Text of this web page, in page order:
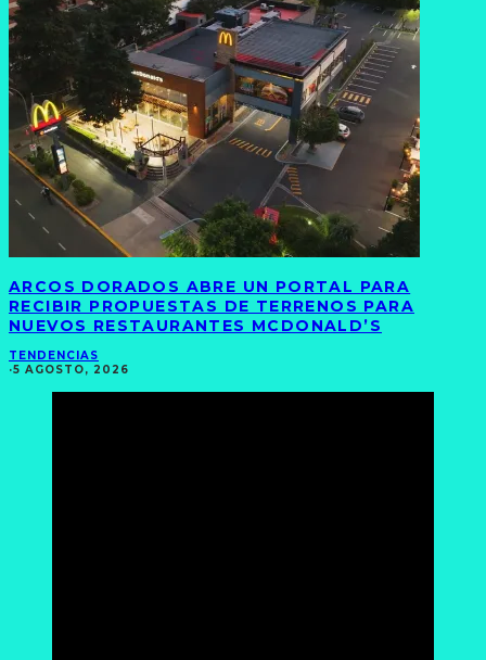
ARCOS DORADOS ABRE UN PORTAL PARA
RECIBIR PROPUESTAS DE TERRENOS PARA
NUEVOS RESTAURANTES MCDONALD’S
TENDENCIAS
·5 AGOSTO, 2026